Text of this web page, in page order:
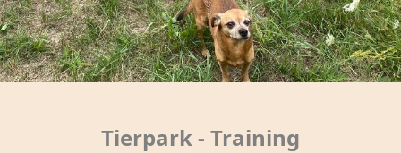
Tierpark - Training